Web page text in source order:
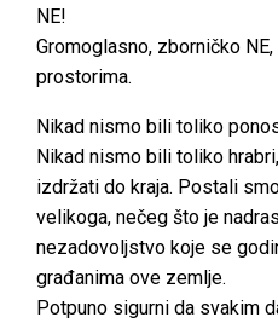
NE!
Gromoglasno, zborničko
prostorima.
Nikad nismo bili toliko
Nikad nismo bili toliko
izdržati do kraja. Postali
velikoga, nečeg što je
nezadovoljstvo koje se
građanima ove zemlje.
Potpuno sigurni da svakim